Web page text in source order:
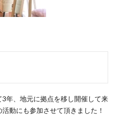
3年、地元に拠点を移し開催して来
動にも参加させて頂きました！